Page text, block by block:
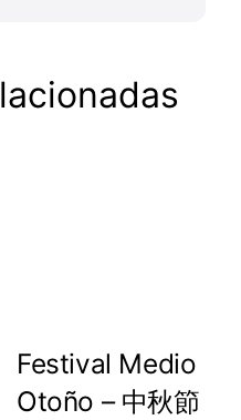
Festival Medio
Otoño – 中秋節